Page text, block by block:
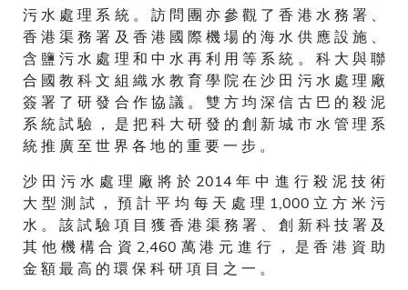
污 水 處 理 系 統 。 訪 問 團 亦 參 觀 了 香 港 水 務 署 、
香 港 渠 務 署 及 香 港 國 際 機 場 的 海 水 供 應 設 施 、
含 鹽 污 水 處 理 和 中 水 再 利 用 等 系 統 。 科 大 與 聯
合 國 教 科 文 組 織 水 教 育 學 院 在 沙 田 污 水 處 理 廠
簽 署 了 研 發 合 作 協 議 。 雙 方 均 深 信 古 巴 的 殺 泥
系 統 試 驗 ， 是 把 科 大 研 發 的 創 新 城 市 水 管 理 系
統 推 廣 至 世 界 各 地 的 重 要 一 步 。
沙 田 污 水 處 理 廠 將 於 2014 年 中 進 行 殺 泥 技 術
大 型 測 試 ， 預 計 平 均 每 天 處 理 1,000 立 方 米 污
水 。 該 試 驗 項 目 獲 香 港 渠 務 署 、 創 新 科 技 署 及
其 他 機 構 合 資 2,460 萬 港 元 進 行 ， 是 香 港 資 助
金 額 最 高 的 環 保 科 研 項 目 之 一 。